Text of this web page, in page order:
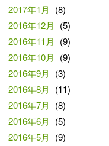
2017年1月
(8)
2016年12月
(5)
2016年11月
(9)
2016年10月
(9)
2016年9月
(3)
2016年8月
(11)
2016年7月
(8)
2016年6月
(5)
2016年5月
(9)